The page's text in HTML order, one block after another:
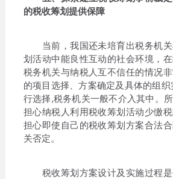
的税收筹划提供保障
当前，我国还未培育出税务机关
划活动中能良性互动的社会环境，
税务机关与纳税人互不信任的情况
的项目选择、方案确定及具体的组
行选择,税务机关一般不介入其中。
担心纳税人利用税收筹划活动少缴
担心即使自己的税收筹划方案合法
关否定。
税收筹划方案设计及实施过程是